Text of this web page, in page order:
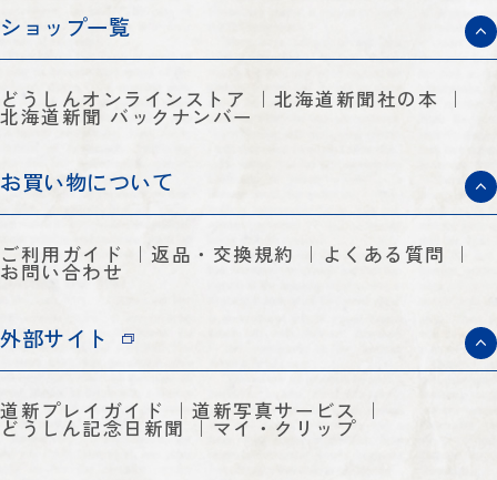
ショップ一覧
どうしんオンラインストア 北海道新聞社の本
北海道新聞 バックナンバー
お買い物について
ご利用ガイド 返品・交換規約 よくある質問
お問い合わせ
外部サイト
道新プレイガイド 道新写真サービス
どうしん記念日新聞 マイ・クリップ